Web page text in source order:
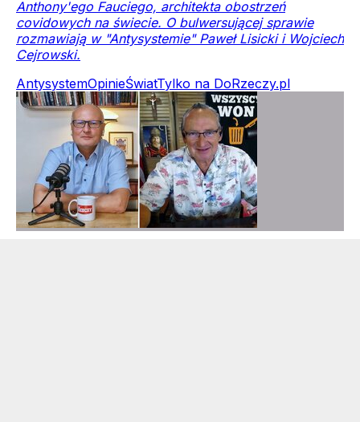
Anthony'ego Fauciego, architekta obostrzeń
covidowych na świecie. O bulwersującej sprawie
rozmawiają w "Antysystemie" Paweł Lisicki i Wojciech
Cejrowski.
AntysystemOpinieŚwiatTylko na DoRzeczy.pl